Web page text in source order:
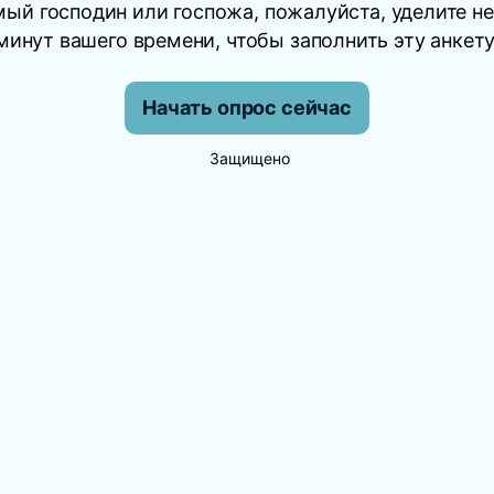
господин или госпожа, пожалуйста, уделите
вашего времени, чтобы заполнить эту
Начать опрос сейчас
Защищено